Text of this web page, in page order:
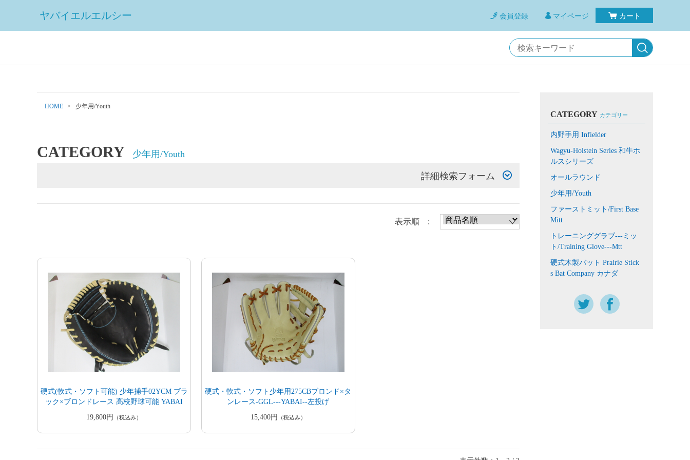
ヤバイエルエルシー 会員登録 マイページ カート
HOME 少年用/Youth
CATEGORY 少年用/Youth
詳細検索フォーム
表示順 :
硬式(軟式・ソフト可能) 少年捕手02YCM ブラ
ック×ブロンドレース 高校野球可能 YABAI
19,800円
（税込み）
硬式・軟式・ソフト少年用275CBブロンド×タ
ンレース-GGL---YABAI--左投げ
15,400円
（税込み）
CATEGORY カテゴリー
内野手用 Infielder
Wagyu-Holstein Series 和牛ホ
ルスシリーズ
オールラウンド
少年用/Youth
ファーストミット/First Base
Mitt
トレーニンググラブ---ミッ
ト/Training Glove---Mtt
硬式木製バット Prairie Stick
s Bat Company カナダ